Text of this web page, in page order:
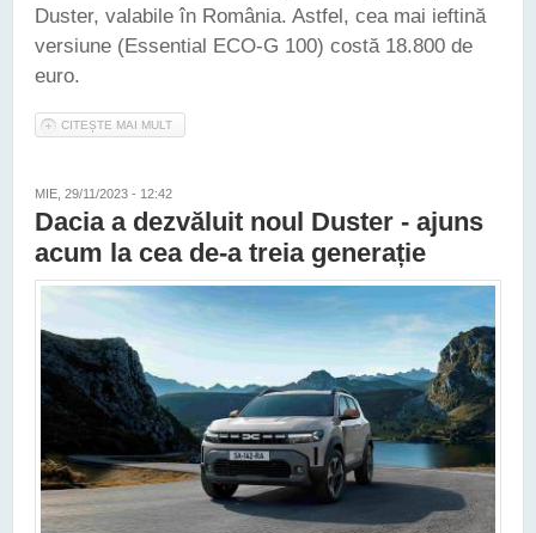
Duster, valabile în România. Astfel, cea mai ieftină
versiune (Essential ECO-G 100) costă 18.800 de
euro.
CITEȘTE MAI MULT
MIE, 29/11/2023 - 12:42
Dacia a dezvăluit noul Duster - ajuns
acum la cea de-a treia generație